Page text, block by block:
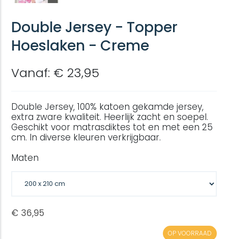
Double Jersey - Topper
Hoeslaken - Creme
Vanaf: € 23,95
Double Jersey, 100% katoen gekamde jersey,
extra zware kwaliteit. Heerlijk zacht en soepel.
Geschikt voor matrasdiktes tot en met een 25
cm. In diverse kleuren verkrijgbaar.
Maten
OP VOORRAAD